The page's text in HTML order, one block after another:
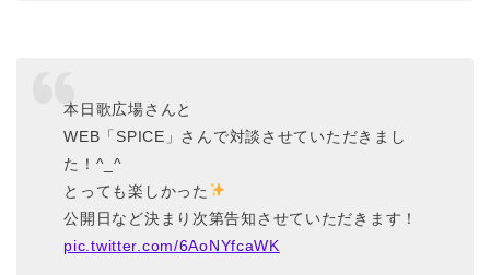
本日歌広場さんと
WEB「SPICE」さんで対談させていただきまし
た！^_^
とっても楽しかった
公開日など決まり次第告知させていただきます！
pic.twitter.com/6AoNYfcaWK